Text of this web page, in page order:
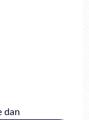
dan